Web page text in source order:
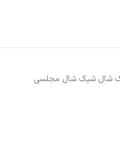
شال شیک شال مجلسی